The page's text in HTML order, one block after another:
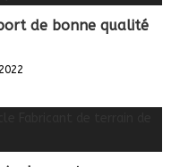
de bonne qualité